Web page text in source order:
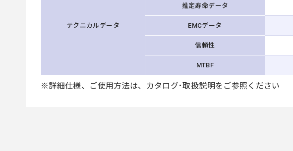
テクニカルデータ
推定寿命データ
EMCデータ
信頼性
MTBF
※詳細仕様、ご使用方法は、カタログ･取扱説明をご参照ください